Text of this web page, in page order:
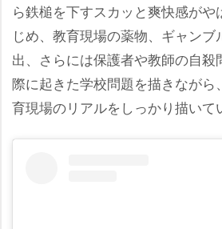
ら鉄槌を下すスカッと爽快感が
じめ、教育現場の薬物、ギャン
出、さらには保護者や教師の自
際に起きた学校問題を描きながら
育現場のリアルをしっかり描いて